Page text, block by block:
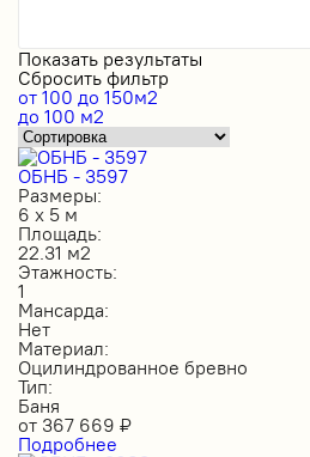
Показать результаты
Сбросить фильтр
от 100 до 150м2
до 100 м2
ОБНБ - 3597
Размеры:
6 х 5 м
Площадь:
22.31 м2
Этажность:
1
Мансарда:
Нет
Материал:
Оцилиндрованное бревно
Тип:
Баня
от 367 669 ₽
Подробнее